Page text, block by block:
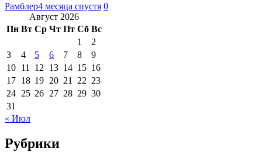
Рамблер4 месяца спустя 0
Август 2026
Пн Вт Ср Чт Пт Сб Вс
1
2
3
4 5 6 7 8
9
10 11 12 13 14 15 16
17 18 19 20 21 22 23
24 25 26 27 28 29 30
31
« Июл
Рубрики